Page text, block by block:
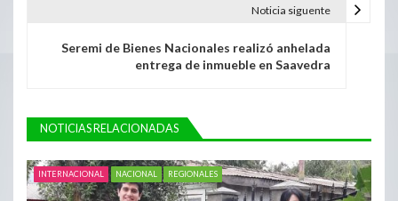
Noticia siguente
Seremi de Bienes Nacionales realizó anhelada
entrega de inmueble en Saavedra
NOTICIAS RELACIONADAS
INTERNACIONAL NACIONAL REGIONALES